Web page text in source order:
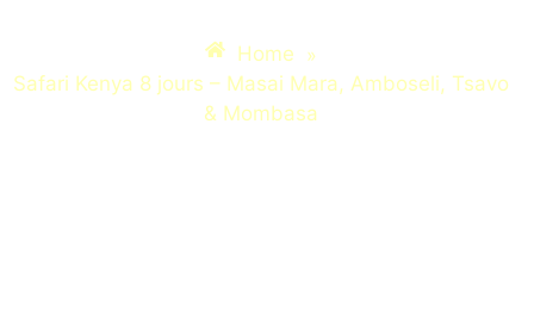
Home »
Safari Kenya 8 jours – Masai Mara, Amboseli, Tsavo
& Mombasa